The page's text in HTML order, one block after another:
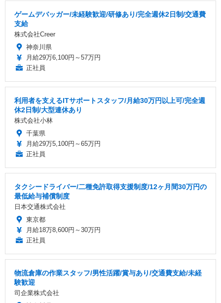
ゲームデバッガー/未経験歓迎/研修あり/完全週休2日制/交通費
支給
株式会社Creer
神奈川県
月給29万6,100円～57万円
正社員
利用者を支えるITサポートスタッフ/月給30万円以上可/完全週
休2日制/大型連休あり
株式会社小林
千葉県
月給29万5,100円～65万円
正社員
タクシードライバー/二種免許取得支援制度/12ヶ月間30万円の
最低給与補償制度
日本交通株式会社
東京都
月給18万8,600円～30万円
正社員
物流倉庫の作業スタッフ/男性活躍/賞与あり/交通費支給/未経
験歓迎
司企業株式会社